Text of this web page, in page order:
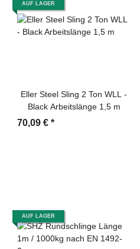
AUF LAGER
Eller Steel Sling 2 Ton WLL -
Black Arbeitslänge 1,5 m
70,09 € *
AUF LAGER